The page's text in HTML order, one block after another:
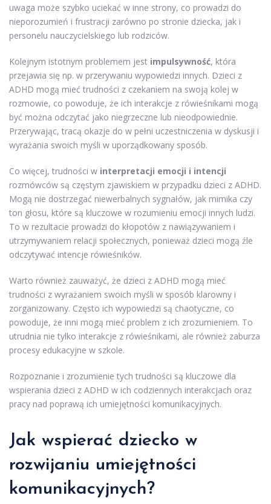
uwaga może szybko uciekać w inne strony, co prowadzi do
nieporozumień i frustracji zarówno po stronie dziecka, jak i
personelu nauczycielskiego lub rodziców.
Kolejnym istotnym problemem jest impulsywność, która
przejawia się np. w przerywaniu wypowiedzi innych. Dzieci z
ADHD mogą mieć trudności z czekaniem na swoją kolej w
rozmowie, co powoduje, że ich interakcje z rówieśnikami mogą
być można odczytać jako niegrzeczne lub nieodpowiednie.
Przerywając, tracą okazje do w pełni uczestniczenia w dyskusji i
wyrażania swoich myśli w uporządkowany sposób.
Co więcej, trudności w interpretacji emocji i intencji
rozmówców są częstym zjawiskiem w przypadku dzieci z ADHD.
Mogą nie dostrzegać niewerbalnych sygnałów, jak mimika czy
ton głosu, które są kluczowe w rozumieniu emocji innych ludzi.
To w rezultacie prowadzi do kłopotów z nawiązywaniem i
utrzymywaniem relacji społecznych, ponieważ dzieci mogą źle
odczytywać intencje rówieśników.
Warto również zauważyć, że dzieci z ADHD mogą mieć
trudności z wyrażaniem swoich myśli w sposób klarowny i
zorganizowany. Często ich wypowiedzi są chaotyczne, co
powoduje, że inni mogą mieć problem z ich zrozumieniem. To
utrudnia nie tylko interakcje z rówieśnikami, ale również zaburza
procesy edukacyjne w szkole.
Rozpoznanie i zrozumienie tych trudności są kluczowe dla
wspierania dzieci z ADHD w ich codziennych interakcjach oraz
pracy nad poprawą ich umiejętności komunikacyjnych.
Jak wspierać dziecko w
rozwijaniu umiejętności
komunikacyjnych?